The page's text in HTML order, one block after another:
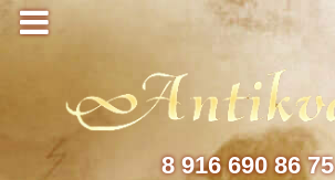
8 916 690 86 75